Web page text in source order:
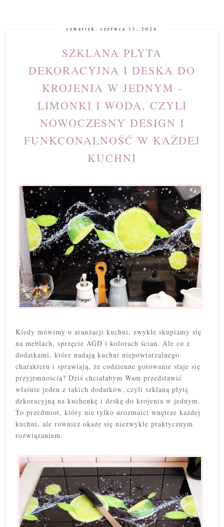
czwartek, czerwca 13, 2024
SZKLANA PŁYTA
DEKORACYJNA I DESKA DO
KROJENIA W JEDNYM -
LIMONKI I WODA, CZYLI
NOWOCZESNY DESIGN I
FUNKCONALNOŚĆ W KAŻDEJ
KUCHNI
Kiedy mówimy o aranżacji kuchni, zwykle skupiamy się
na meblach, sprzęcie AGD i kolorach ścian. Ale co z
dodatkami, które nadają kuchni niepowtarzalnego
charakteru i sprawiają, że codzienne gotowanie staje się
przyjemnością? Dziś chciałabym Wam przedstawić
właśnie jeden z takich dodatków, czyli szklaną płytę
dekoracyjną na kuchenkę i deskę do krojenia w jednym.
To przedmiot, który nie tylko urozmaici wnętrze każdej
kuchni, ale również okaże się niezwykle praktycznym
rozwiązaniem.